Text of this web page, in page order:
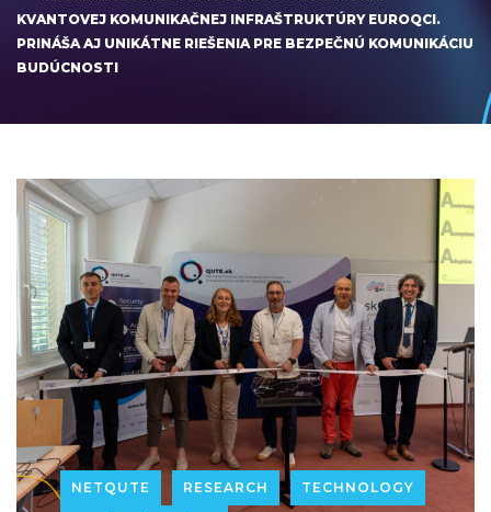
KVANTOVEJ KOMUNIKAČNEJ INFRAŠTRUKTÚRY EUROQCI.
PRINÁŠA AJ UNIKÁTNE RIEŠENIA PRE BEZPEČNÚ KOMUNIKÁCIU
BUDÚCNOSTI
NETQUTE RESEARCH TECHNOLOGY